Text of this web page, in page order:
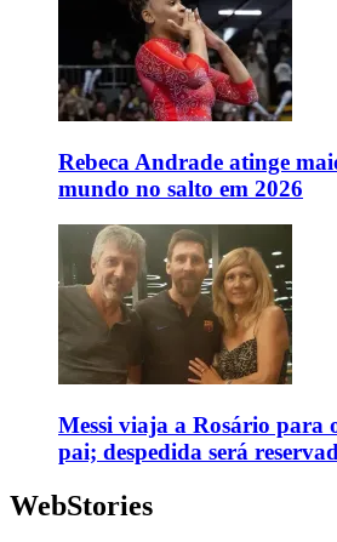
Rebeca Andrade atinge
mundo no salto em 2026
Messi viaja a Rosário para
pai; despedida será
WebStories